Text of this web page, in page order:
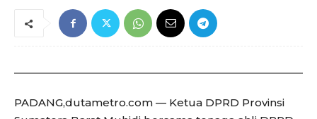
PADANG,dutametro.com — Ketua DPRD Provinsi